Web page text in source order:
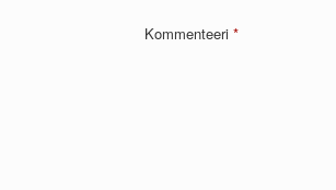
Kommenteeri *